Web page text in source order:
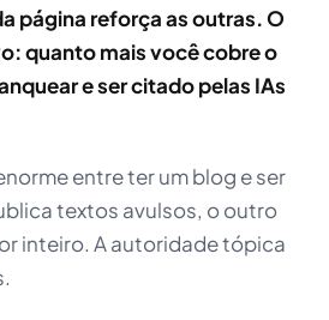
página reforça as outras. O
quanto mais você cobre o
e ser citado pelas IAs
entre ter um blog e ser
textos avulsos, o outro
inteiro. A autoridade tópica